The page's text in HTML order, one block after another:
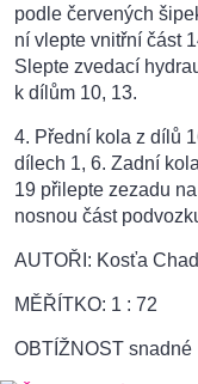
podle červených
ní vlepte vnitřní část
Slepte zvedací
k dílům 10, 13.
4. Přední kola z dílů
dílech 1, 6. Zadní
19 přilepte zezadu
nosnou část
AUTOŘI: Kosťa
MĚŘÍTKO: 1 : 72
OBTÍŽNOST snadné